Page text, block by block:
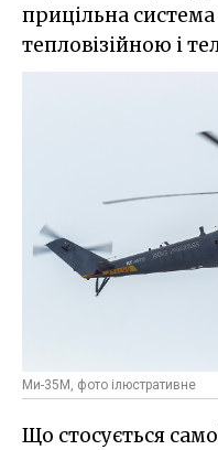
прицільна
тепловізійною і
Ми-35М, фото ілюстративне
Що стосується